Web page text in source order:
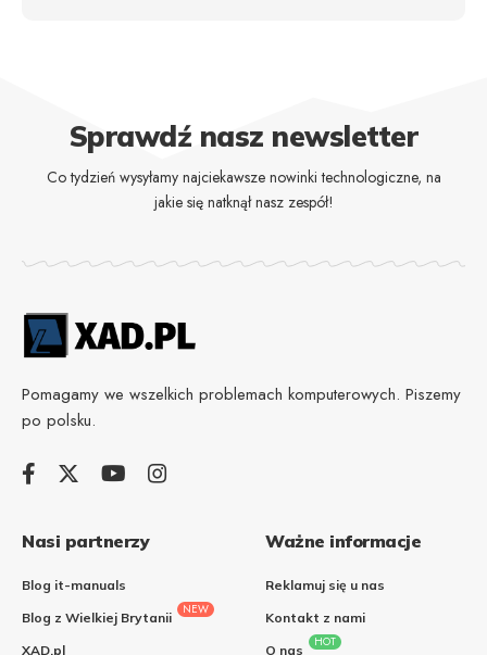
Sprawdź nasz newsletter
Co tydzień wysyłamy najciekawsze nowinki technologiczne, na
jakie się natknął nasz zespół!
Pomagamy we wszelkich problemach komputerowych. Piszemy
po polsku.
Nasi partnerzy
Blog it-manuals
Blog z Wielkiej Brytanii
NEW
XAD.pl
Ważne informacje
Reklamuj się u nas
Kontakt z nami
O nas
HOT